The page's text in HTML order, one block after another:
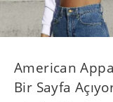
American
Bir Sayfa